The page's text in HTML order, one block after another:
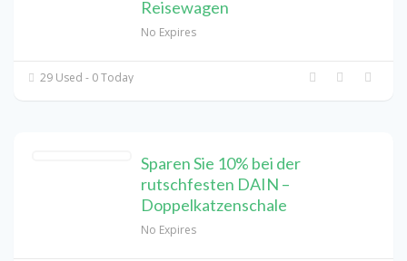
Reisewagen
No Expires
29 Used - 0 Today
Sparen Sie 10% bei der
rutschfesten DAIN –
Doppelkatzenschale
No Expires